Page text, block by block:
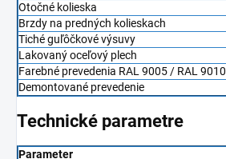
Otočné kolieska
Brzdy na predných kolieskach
Tiché guľôčkové výsuvy
Lakovaný oceľový plech
Farebné prevedenia RAL 9005 / RAL 9010
Demontované prevedenie
Technické parametre
Parameter